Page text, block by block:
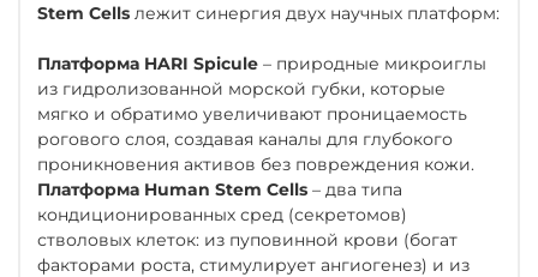
Stem Cells лежит синергия двух научных платформ:
Платформа HARI Spicule – природные микроиглы
из гидролизованной морской губки, которые
мягко и обратимо увеличивают проницаемость
рогового слоя, создавая каналы для глубокого
проникновения активов без повреждения кожи.
Платформа Human Stem Cells – два типа
кондиционированных сред (секретомов)
стволовых клеток: из пуповинной крови (богат
факторами роста, стимулирует ангиогенез) и из